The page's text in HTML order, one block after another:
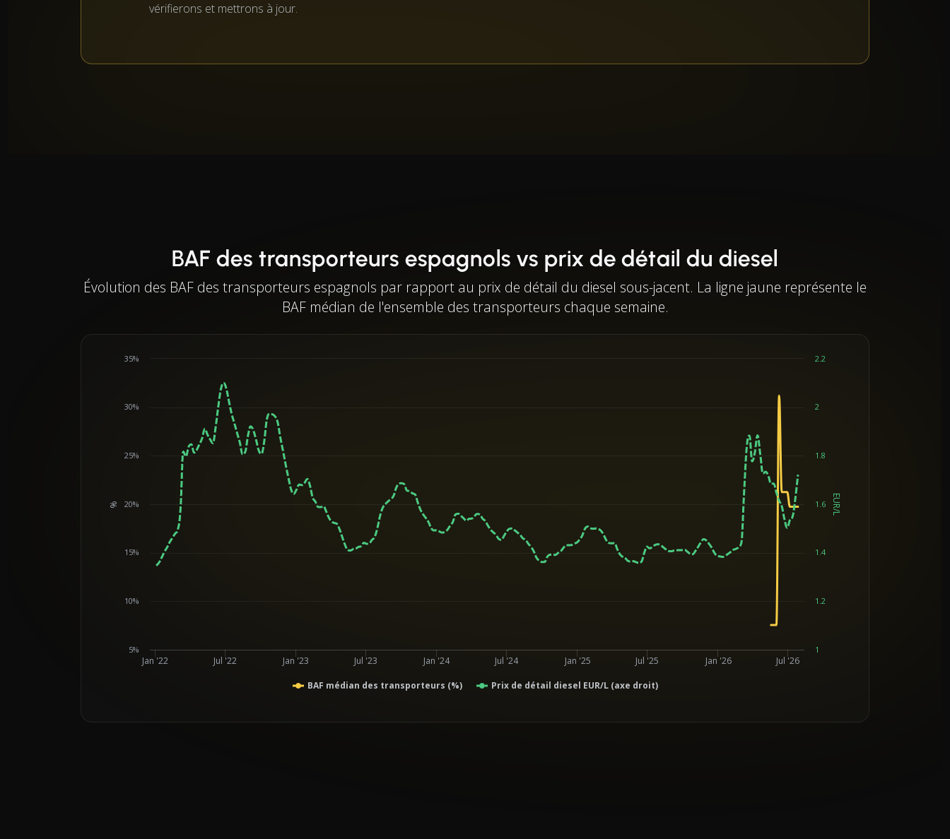
vérifierons et mettrons à jour.
BAF des transporteurs espagnols vs prix de détail du diesel
Évolution des BAF des transporteurs espagnols par rapport au prix de détail du diesel sous-jacent. La ligne jaune représente le
BAF médian de l'ensemble des transporteurs chaque semaine.
% EUR/L
BAF médian des transporteurs (%) Prix de détail diesel EUR/L (axe droit)
Jan '22 Jul '22 Jan '23 Jul '23 Jan '24 Jul '24 Jan '25 Jul '25 Jan '26 Jul '26
5%
10%
15%
20%
25%
30%
35%
1
1.2
1.4
1.6
1.8
2
2.2